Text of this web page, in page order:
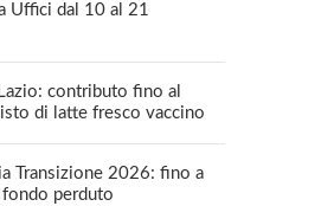
Uffici dal 10 al 21
contributo fino al
di latte fresco vaccino
Transizione 2026: fino a
perduto